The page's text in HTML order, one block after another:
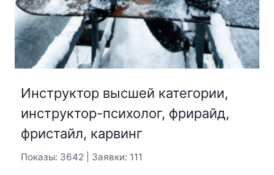
Инструктор высшей категории,
инструктор-психолог, фрирайд,
фристайл, карвинг
Показы: 3642 | Заявки: 111